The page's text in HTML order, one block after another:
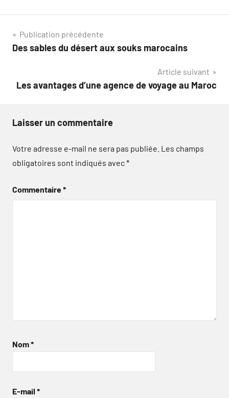
Navigation
de
Publication précédente
Des sables du désert aux souks marocains
Article suivant
Les avantages d’une agence de voyage au Maroc
Laisser un commentaire
Votre adresse e-mail ne sera pas publiée. Les champs
obligatoires sont indiqués avec*
Commentaire*
Nom*
E-mail *